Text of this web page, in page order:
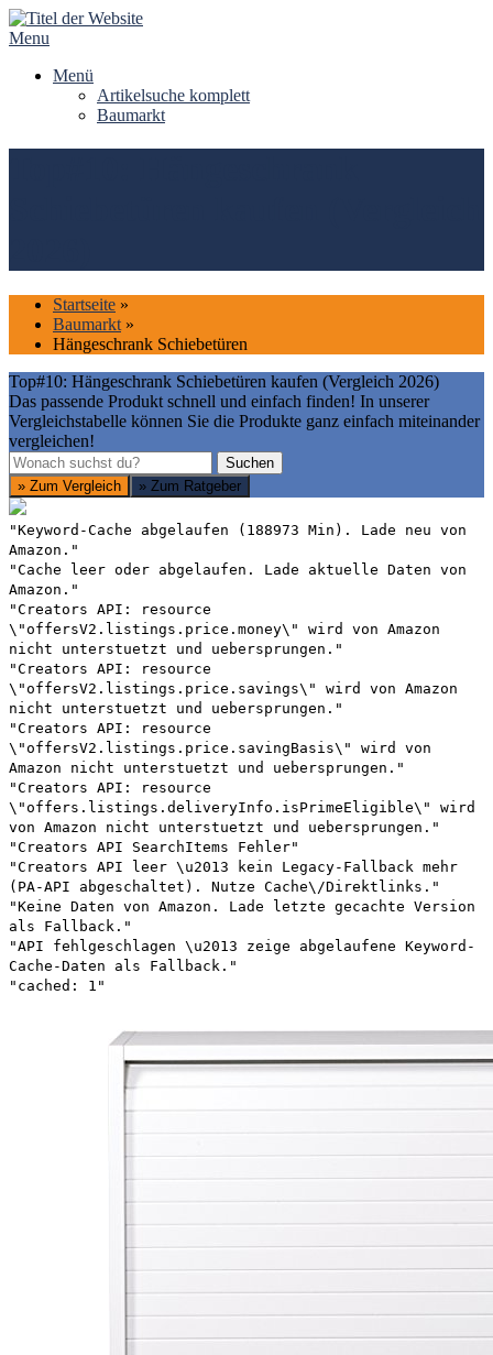
Skip
to
Menu
Menü
Artikelsuche komplett
Baumarkt
Startseite »
Baumarkt »
Hängeschrank Schiebetüren
Top#10: Hängeschrank Schiebetüren kaufen (Vergleich 2026)
Das passende Produkt schnell und einfach finden! In unserer
Vergleichstabelle können Sie die Produkte ganz einfach miteinander
vergleichen!
Suchen
Suchen
» Zum Vergleich
» Zum Ratgeber
"Keyword-Cache abgelaufen (188973 Min). Lade neu von
Amazon."
"Cache leer oder abgelaufen. Lade aktuelle Daten von
Amazon."
"Creators API: resource
\"offersV2.listings.price.money\" wird von Amazon
nicht unterstuetzt und uebersprungen."
"Creators API: resource
\"offersV2.listings.price.savings\" wird von Amazon
nicht unterstuetzt und uebersprungen."
"Creators API: resource
\"offersV2.listings.price.savingBasis\" wird von
Amazon nicht unterstuetzt und uebersprungen."
"Creators API: resource
\"offers.listings.deliveryInfo.isPrimeEligible\" wird
von Amazon nicht unterstuetzt und uebersprungen."
"Creators API SearchItems Fehler"
"Creators API leer \u2013 kein Legacy-Fallback mehr
(PA-API abgeschaltet). Nutze Cache\/Direktlinks."
"Keine Daten von Amazon. Lade letzte gecachte Version
als Fallback."
"API fehlgeschlagen \u2013 zeige abgelaufene Keyword-
Cache-Daten als Fallback."
"cached: 1"